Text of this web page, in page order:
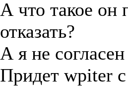
А что такое он
отказать?
А я не
Придет wpiter